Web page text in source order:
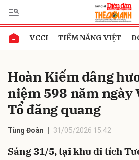
VCCI TIỀM NĂNG VIỆT
Hoàn Kiếm dâng
niệm 598 năm ngày
Tổ đăng quang
Tùng Đoàn 31/05/2026 15:42
Sáng 31/5, tại khu di tích
Gửi bình luận